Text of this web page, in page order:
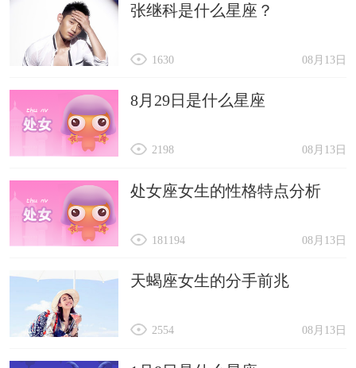
张继科是什么星座？
08月13日
1630
8月29日是什么星座
08月13日
2198
处女座女生的性格特点分析
08月13日
181194
天蝎座女生的分手前兆
08月13日
2554